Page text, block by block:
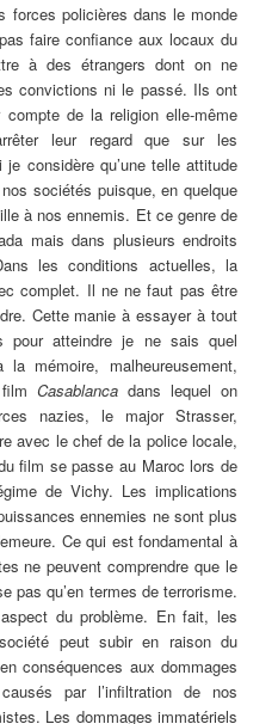
forces policières dans le monde
faire confiance aux locaux du
à des étrangers dont on ne
convictions ni le passé. Ils ont
de la religion elle-même
leur regard que sur les
je considère qu’une telle attitude
sociétés puisque, en quelque
à nos ennemis. Et ce genre de
mais dans plusieurs endroits
les conditions actuelles, la
complet. Il ne ne faut pas être
Cette manie à essayer à tout
pour atteindre je ne sais quel
mémoire, malheureusement,
Casablanca dans lequel on
nazies, le major Strasser,
avec le chef de la police locale,
film se passe au Maroc lors de
de Vichy. Les implications
ennemies ne sont plus
Ce qui est fondamental à
ne peuvent comprendre que le
pas qu’en termes de terrorisme.
du problème. En fait, les
peut subir en raison du
conséquences aux dommages
par l’infiltration de nos
Les dommages immatériels